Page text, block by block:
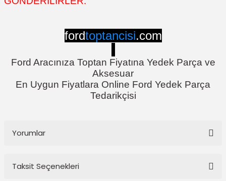
fordtoptancisi.com
Ford Aracınıza Toptan Fiyatına Yedek Parça ve
Aksesuar
En Uygun Fiyatlara Online Ford Yedek Parça
Tedarikçisi
Yorumlar
Taksit Seçenekleri